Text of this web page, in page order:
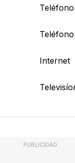
Teléfono
Teléfono
Internet
PUBLICIDAD